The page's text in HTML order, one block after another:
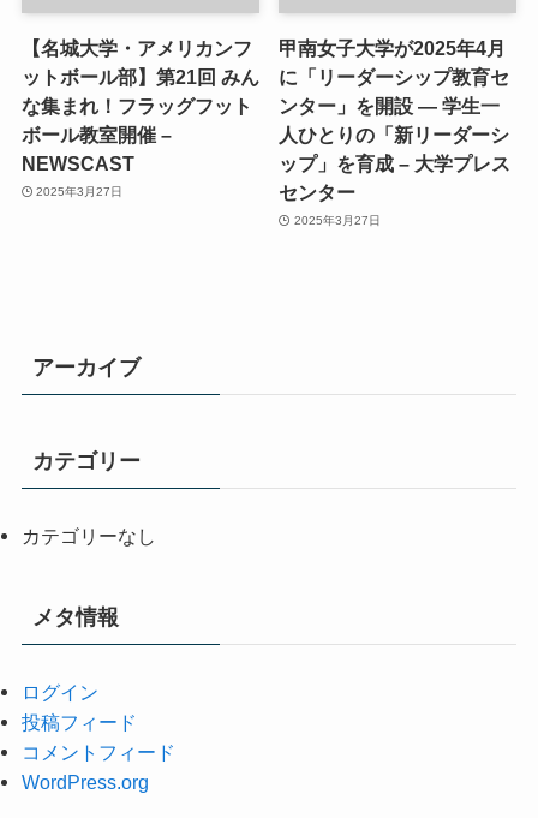
【名城大学・アメリカンフ
ットボール部】第21回 みん
な集まれ！フラッグフット
ボール教室開催 –
NEWSCAST
2025年3月27日
甲南女子大学が2025年4月
に「リーダーシップ教育セ
ンター」を開設 ― 学生一
人ひとりの「新リーダーシ
ップ」を育成 – 大学プレス
センター
2025年3月27日
アーカイブ
カテゴリー
カテゴリーなし
メタ情報
ログイン
投稿フィード
コメントフィード
WordPress.org